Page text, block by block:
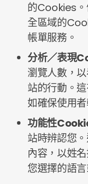
的Cookies。
全區域的
帳單服務。
分析／表現
瀏覽人數，
站的行動。
如確保使用
功能性
站時辨認您
內容，以姓
您選擇的語